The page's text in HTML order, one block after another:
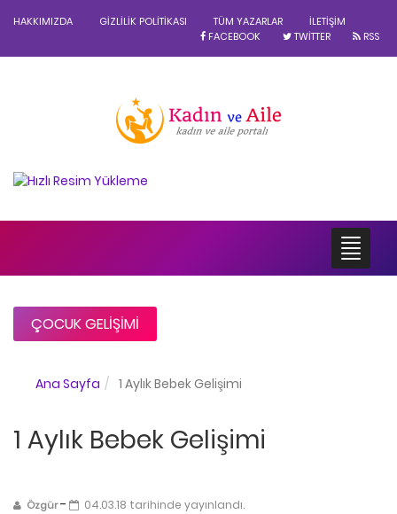
HAKKIMIZDA GIZLILIK POLITIKASI TÜM YAZARLAR
İLETIŞIM
FACEBOOK
TWITTER RSS
ÇOCUK GELIŞIMI
Ana Sayfa 1 Aylık Bebek Gelişimi
1 Aylık Bebek Gelişimi
Özgür- 04.03.18 tarihinde yayınlandı.